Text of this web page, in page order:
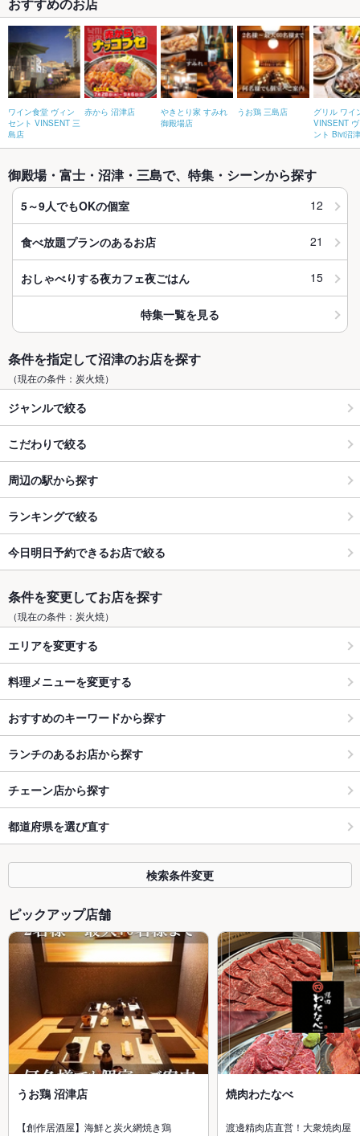
おすすめのお店
ワイン食堂 ヴィン
セント VINSENT 三
島店
赤から 沼津店
やきとり家 すみれ
御殿場店
うお鶏 三島店
グリル ワイ
VINSENT
ント Bivi沼
御殿場・富士・沼津・三島で、特集・シーンから探す
5～9人でもOKの個室 12
食べ放題プランのあるお店 21
おしゃべりする夜カフェ夜ごはん 15
特集一覧を見る
条件を指定して沼津のお店を探す
（現在の条件：炭火焼）
ジャンルで絞る
こだわりで絞る
周辺の駅から探す
ランキングで絞る
今日明日予約できるお店で絞る
条件を変更してお店を探す
（現在の条件：炭火焼）
エリアを変更する
料理メニューを変更する
おすすめのキーワードから探す
ランチのあるお店から探す
チェーン店から探す
都道府県を選び直す
検索条件変更
ピックアップ店舗
うお鶏 沼津店
【創作居酒屋】海鮮と炭火網焼き鶏
焼肉わたなべ
渡邊精肉店直営！大衆焼肉屋